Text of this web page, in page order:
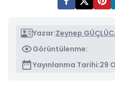
Yazar:Zeynep
Görüntülenme:
Yayınlanma Tarihi:29